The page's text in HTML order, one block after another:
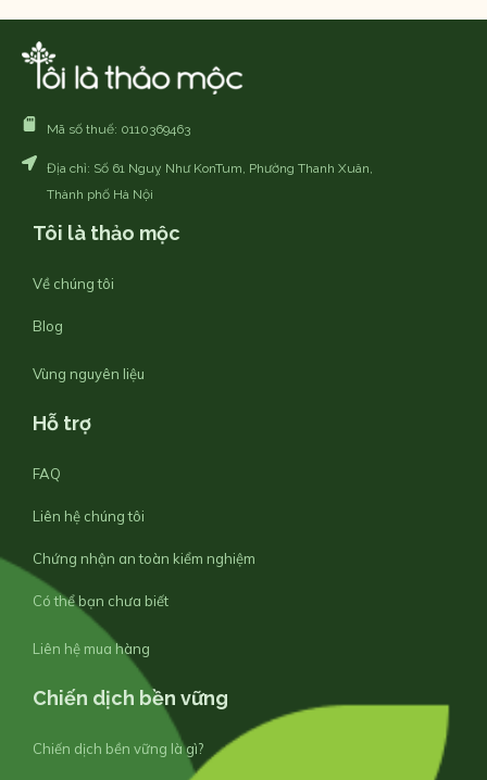
Mã số thuế: 0110369463
Địa chỉ: Số 61 Nguỵ Như KonTum, Phường Thanh Xuân,
Thành phố Hà Nội
Tôi là thảo mộc
Về chúng tôi
Blog
Vùng nguyên liệu
Hỗ trợ
FAQ
Liên hệ chúng tôi
Chứng nhận an toàn kiểm nghiệm
Có thể bạn chưa biết
Liên hệ mua hàng
Chiến dịch bền vững
Chiến dịch bền vững là gì?